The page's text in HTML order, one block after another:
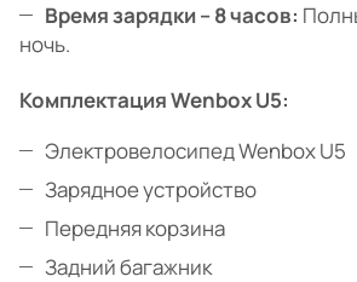
Время зарядки – 8 часов:
ночь.
Комплектация Wenbox U5:
Электровелосипед Wenbox U5
Зарядное устройство
Передняя корзина
Задний багажник